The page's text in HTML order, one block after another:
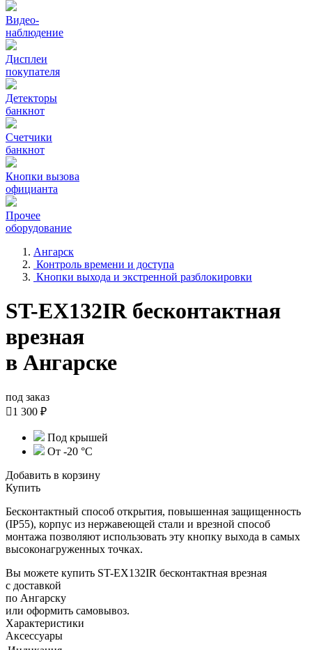
Видео‑
наблюдение
Дисплеи
покупателя
Детекторы
банкнот
Счетчики
банкнот
Кнопки вызова
официанта
Прочее
оборудование
Ангарск
Контроль времени и доступа
Кнопки выхода и экстренной разблокировки
ST-EX132IR бесконтактная
врезная
в Ангарске
под заказ
1 300 ₽
Под крышей
От -20 °С
Добавить в корзину
Купить
Бесконтактный способ открытия, повышенная защищенность
(IP55), корпус из нержавеющей стали и врезной способ
монтажа позволяют использовать эту кнопку выхода в самых
высоконагруженных точках.
Вы можете купить ST-EX132IR бесконтактная врезная
с доставкой
по Ангарску
или оформить самовывоз.
Характеристики
Аксессуары